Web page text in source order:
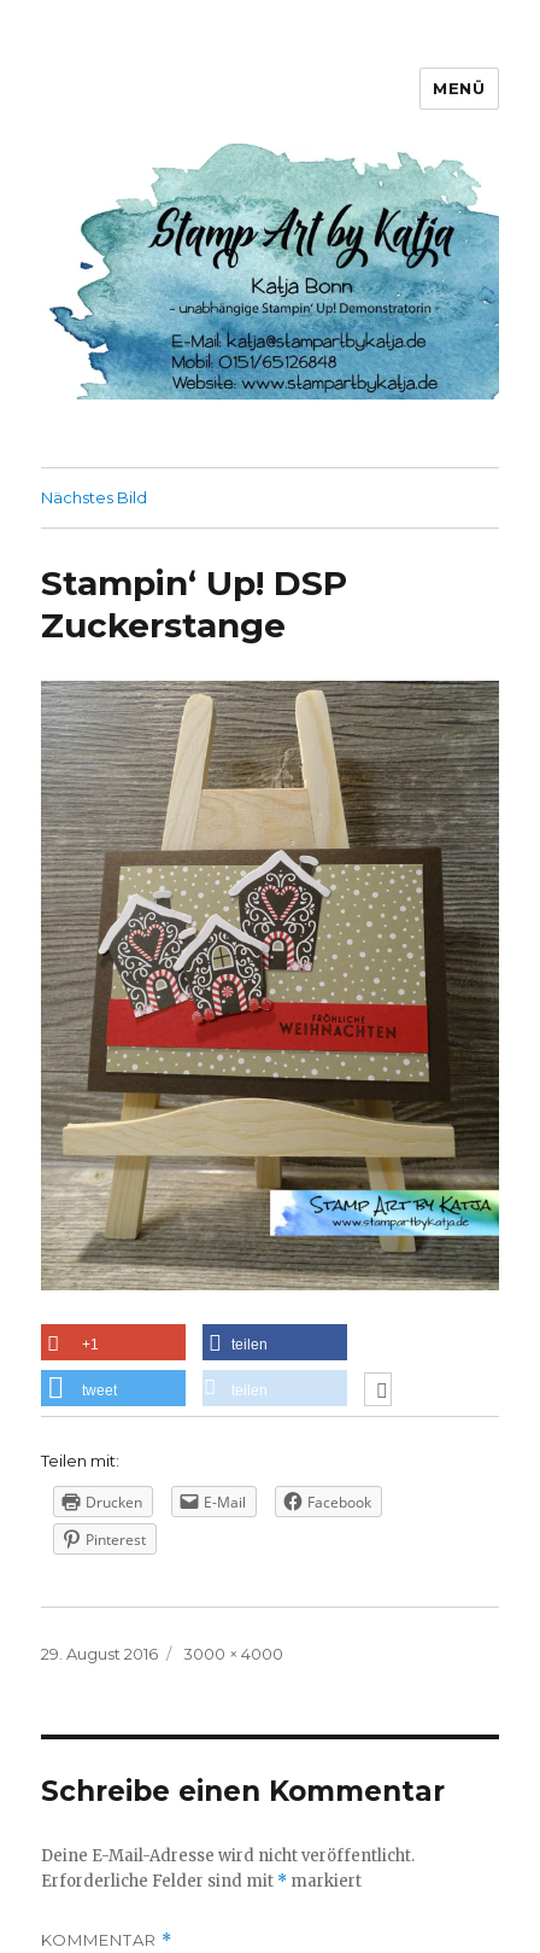
MENÜ
Nächstes Bild
Stampin‘ Up! DSP
Zuckerstange
+1 teilen
tweet teilen
Teilen mit:
Drucken E-Mail
Facebook
Pinterest
Veröffentlicht
29. August 2016
Volle
3000 × 4000
Schreibe einen Kommentar
Deine E-Mail-Adresse wird nicht veröffentlicht.
Erforderliche Felder sind mit * markiert
KOMMENTAR *